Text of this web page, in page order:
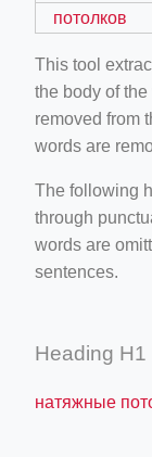
потолков
This tool
the body of
removed from
words are
The following
through
words are
sentences.
Heading H1
натяжные